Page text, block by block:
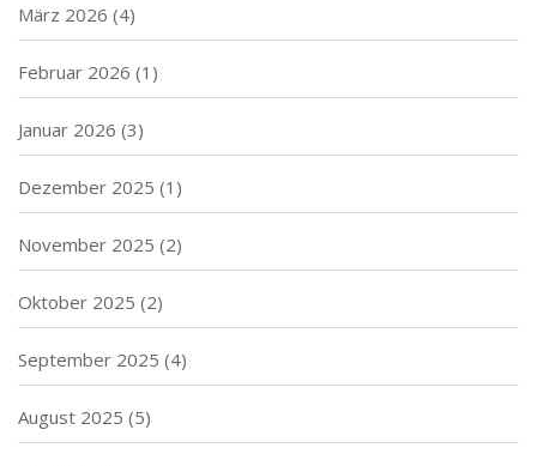
März 2026 (4)
Februar 2026 (1)
Januar 2026 (3)
Dezember 2025 (1)
November 2025 (2)
Oktober 2025 (2)
September 2025 (4)
August 2025 (5)